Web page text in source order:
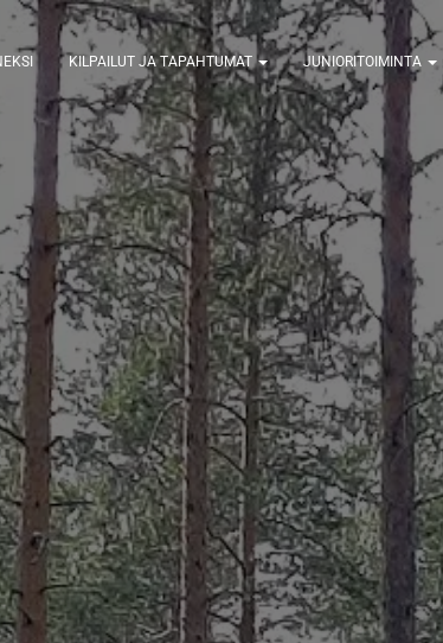
KILPAILUT JA TAPAHTUMAT JUNIORITOIMINTA